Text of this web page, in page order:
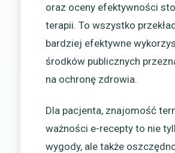
oraz oceny efektywności
terapii. To wszystko
bardziej efektywne
środków publicznych
na ochronę zdrowia.
Dla pacjenta, znajomość
ważności e-recepty to nie
wygody, ale także